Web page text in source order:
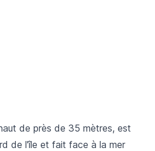
de près de 35 mètres, est
de l'île et fait face à la mer